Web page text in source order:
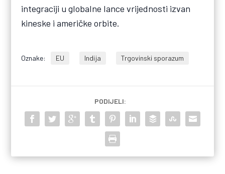
integraciji u globalne lance vrijednosti izvan
kineske i američke orbite.
Oznake: EU Indija Trgovinski sporazum
PODIJELI: